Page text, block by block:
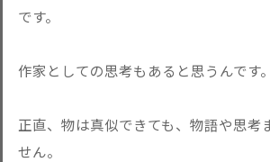
です。
作家としての思考もあると思うんです。
正直、物は真似できても、物語や思考
せん。